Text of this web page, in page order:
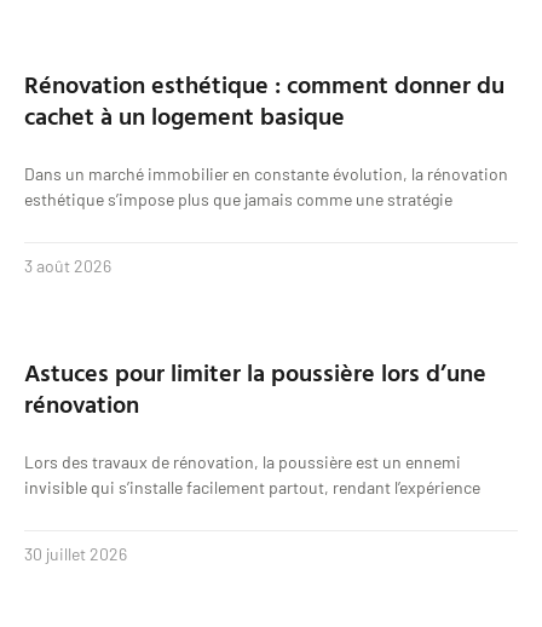
Rénovation esthétique : comment donner du
cachet à un logement basique
Dans un marché immobilier en constante évolution, la rénovation
esthétique s’impose plus que jamais comme une stratégie
3 août 2026
Astuces pour limiter la poussière lors d’une
rénovation
Lors des travaux de rénovation, la poussière est un ennemi
invisible qui s’installe facilement partout, rendant l’expérience
30 juillet 2026